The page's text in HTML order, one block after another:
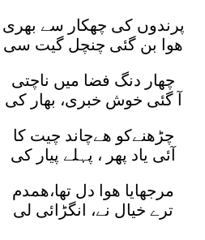
پرندوں کی چهکار سے بھری
هوا بن گئی چنچل گیت سی
چهار دنگ فضا میں ناچتی
آ گئی خوش خبری، بهار کی
چڑھنےکو هےچاند چیت کا
آئی یاد پھر ، پہلے پیار کی
مرجھایا هوا دل تھا،همدم
ترے خیال نے، انگڑائی لی